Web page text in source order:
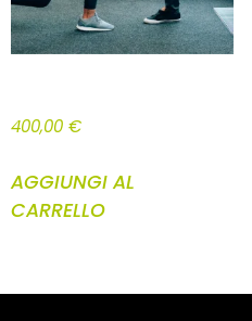
400,00 €
AGGIUNGI AL
CARRELLO